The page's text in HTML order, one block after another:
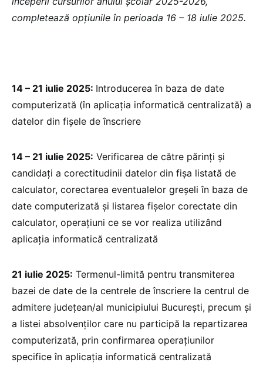
completează opțiunile în perioada 16 – 18 iulie 2025.
14 – 21 iulie 2025: Introducerea în baza de date
computerizată (în aplicația informatică centralizată) a
datelor din fișele de înscriere
14 – 21 iulie 2025: Verificarea de către părinți și
candidați a corectitudinii datelor din fișa listată de
calculator, corectarea eventualelor greșeli în baza de
date computerizată și listarea fișelor corectate din
calculator, operațiuni ce se vor realiza utilizând
aplicația informatică centralizată
21 iulie 2025: Termenul-limită pentru transmiterea
bazei de date de la centrele de înscriere la centrul de
admitere județean/al municipiului București, precum și
a listei absolvenților care nu participă la repartizarea
computerizată, prin confirmarea operațiunilor
specifice în aplicația informatică centralizată